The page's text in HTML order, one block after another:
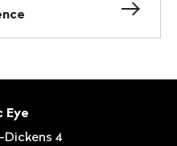
Eye
Dickens 4